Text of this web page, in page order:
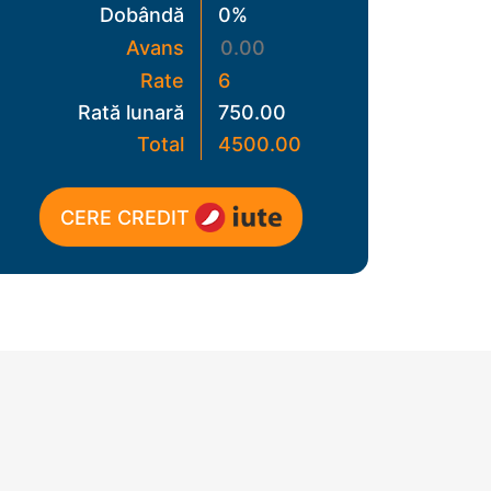
Piese aparate de muls
Cuști pentru iepuri |
prepelițe
Accesorii pentru cuști
Becuri infraroșu | Suport
becuri
Cuști pentru transport
Dobândă
0%
Avans
Rate
6
Rată lunară
750.00
Total
4500.00
CERE CREDIT